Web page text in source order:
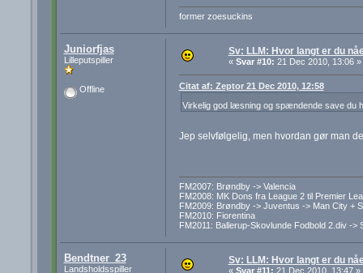
former zoesuckins
Juniorfjas
Lilleputspiller
Offline
Sv: LLM: Hvor langt er du
« Svar #10: 21 Dec 2010, 13:06 »
Citat af: Zeptor 21 Dec 2010, 12:58
Virkelig god læsning og spændende save du
Jep selvfølgelig, men hvordan gør man
FM2007: Brøndby -> Valencia
FM2008: MK Dons fra League 2 til Premier
FM2009: Brøndby -> Juventus -> Man City +
FM2010: Fiorentina
FM2011: Ballerup-Skovlunde Fodbold 2.div ->
Bendtner_23
Landsholdsspiller
Sv: LLM: Hvor langt er du
« Svar #11: 21 Dec 2010, 13:47 »